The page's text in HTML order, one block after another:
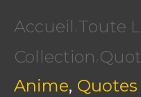
Accueil / Toute
Collection /
Anime, Quotes